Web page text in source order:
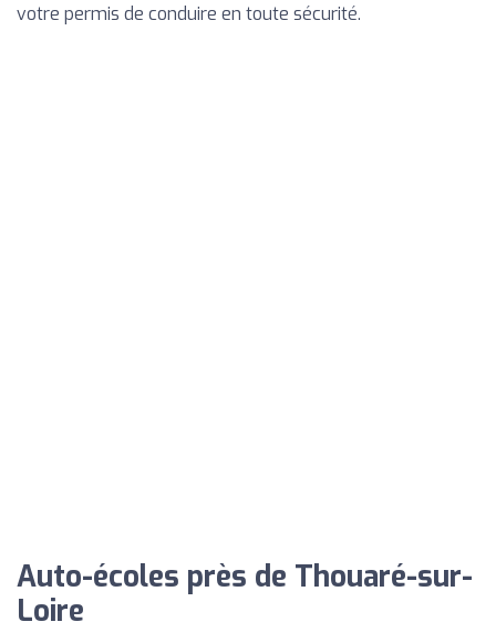
votre permis de conduire en toute sécurité.
Auto-écoles près de Thouaré-sur-
Loire